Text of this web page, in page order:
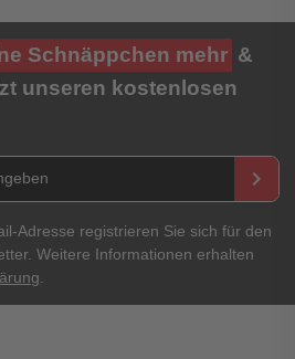
Schnäppchen mehr &
unseren kostenlosen
keyboard_arrow_right
Adresse registrieren Sie sich für den
Weitere Informationen erhalten